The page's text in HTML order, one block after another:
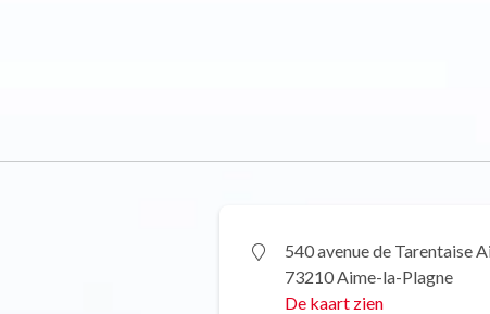
540 avenue de Tarentaise
73210 Aime-la-Plagne
De kaart zien